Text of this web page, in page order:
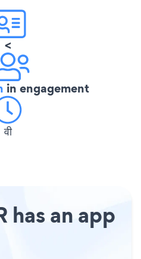
<
in engagement
वी
has an app